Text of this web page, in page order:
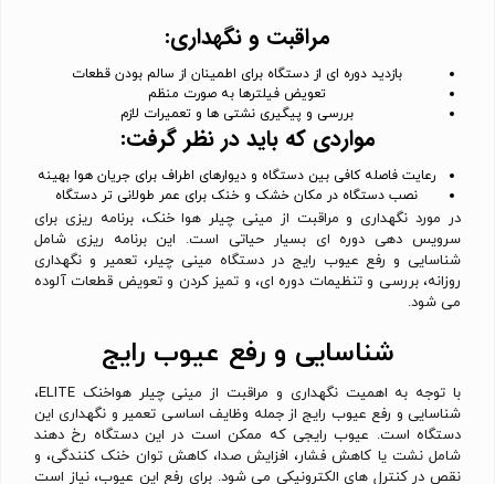
مراقبت و نگهداری:
بازدید دوره ای از دستگاه برای اطمینان از سالم بودن قطعات
تعویض فیلترها به صورت منظم
بررسی و پیگیری نشتی ها و تعمیرات لازم
مواردی که باید در نظر گرفت:
رعایت فاصله کافی بین دستگاه و دیوارهای اطراف برای جریان هوا بهینه
نصب دستگاه در مکان خشک و خنک برای عمر طولانی تر دستگاه
در مورد نگهداری و مراقبت از مینی چیلر هوا خنک، برنامه ریزی برای
سرویس دهی دوره ای بسیار حیاتی است. این برنامه ریزی شامل
شناسایی و رفع عیوب رایج در دستگاه مینی چیلر، تعمیر و نگهداری
روزانه، بررسی و تنظیمات دوره ای، و تمیز کردن و تعویض قطعات آلوده
می شود.
شناسایی و رفع عیوب رایج
با توجه به اهمیت نگهداری و مراقبت از مینی چیلر هواخنک ELITE،
شناسایی و رفع عیوب رایج از جمله وظایف اساسی تعمیر و نگهداری این
دستگاه است. عیوب رایجی که ممکن است در این دستگاه رخ دهند
شامل نشت یا کاهش فشار، افزایش صدا، کاهش توان خنک کنندگی، و
نقص در کنترل های الکترونیکی می شود. برای رفع این عیوب، نیاز است